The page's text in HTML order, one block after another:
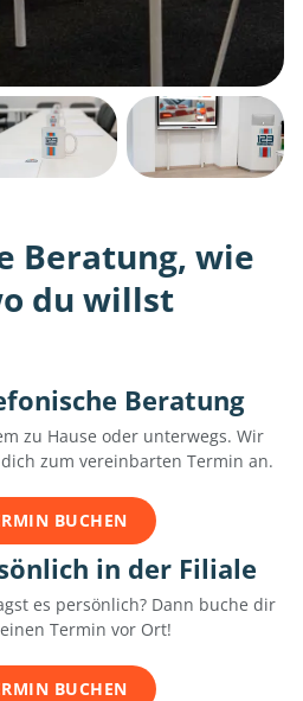
Beratung, wie
du willst
Beratung
zu Hause oder unterwegs. Wir
zum vereinbarten Termin an.
BUCHEN
in der Filiale
es persönlich? Dann buche dir
Termin vor Ort!
BUCHEN